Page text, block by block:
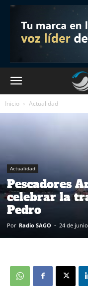
Inicio Actualidad
Actualidad
Pescadores
celebrar la
Pedro
Por Radio SAGO - 24 de